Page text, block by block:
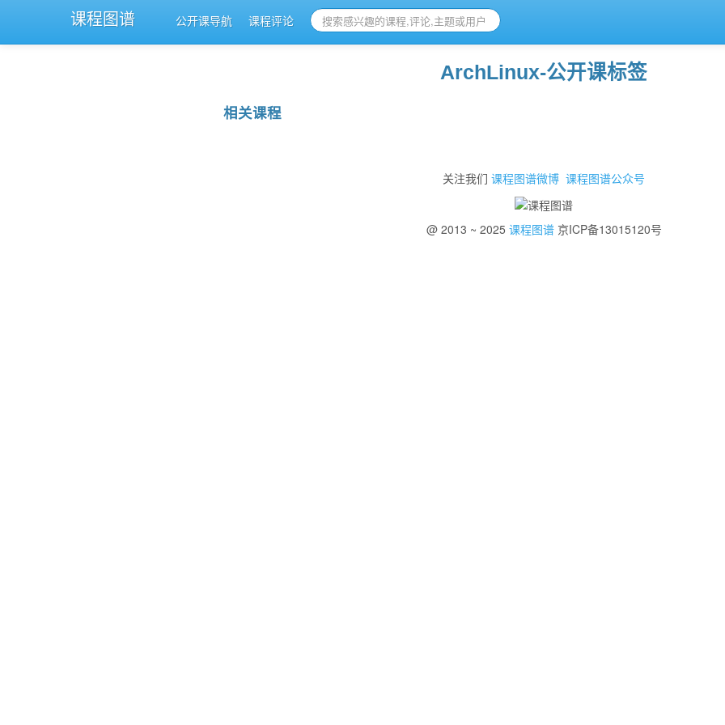
课程图谱 公开课导航 课程评论
ArchLinux-公开课标签
相关课程
关注我们 课程图谱微博 课程图谱公众号
@ 2013 ~ 2025 课程图谱京ICP备13015120号